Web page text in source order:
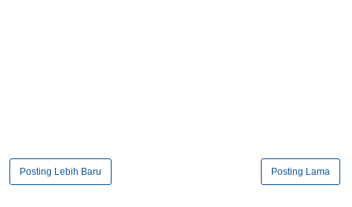
Posting Lebih Baru Posting Lama